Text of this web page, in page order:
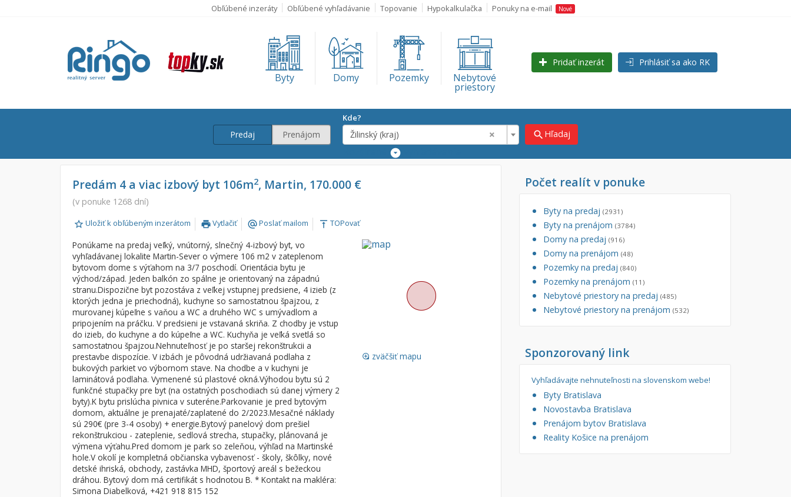
Obľúbené inzeráty Obľúbené vyhľadávanie Topovanie Hypokalkulačka Ponuky na e-mail Nové
Byty Domy Pozemky Nebytové
priestory
Pridať inzerát Prihlásiť sa ako RK
Predaj Prenájom
Kde?
×
Žilinský (kraj) search Hľadaj
Predaj
Prenájom
Byt
Garsónky
Dvojgarsónky
1-izbové
2-izbové
3-izbové
4 a viac izbové byty
Dom
Vila
Chalupa
Pozemok
Stavebné pozemky
Bývanie a rekreácia
Priemyselný pozemok
Poľnohospodárske pozemky
Záhrada
Nebytové priestory
Administratívne, obchodné
Garáž, garážové státie
Filtre
Súkromná inzercia
Ponuka RK
Novostavba
Uložiť vyhľadávanie
Predám 4 a viac izbový byt 106m2, Martin, 170.000 €
(v ponuke 1268 dní)
Uložiť k obľúbeným inzerátom printVytlačiť alternate_emailPoslať mailom vertical_align_top TOPovať
Ponúkame na predaj veľký, vnútorný, slnečný 4-izbový byt, vo
vyhľadávanej lokalite Martin-Sever o výmere 106 m2 v zateplenom
bytovom dome s výťahom na 3/7 poschodí. Orientácia bytu je
východ/západ. Jeden balkón zo spálne je orientovaný na západnú
stranu.Dispozične byt pozostáva z veľkej vstupnej predsiene, 4 izieb (z
ktorých jedna je priechodná), kuchyne so samostatnou špajzou, z
murovanej kúpeľne s vaňou a WC a druhého WC s umývadlom a
pripojením na práčku. V predsieni je vstavaná skriňa. Z chodby je vstup
do izieb, do kuchyne a do kúpeľne a WC. Kuchyňa je veľká svetlá so
samostatnou špajzou.Nehnuteľnosť je po staršej rekonštrukcii a
prestavbe dispozície. V izbách je pôvodná udržiavaná podlaha z
bukových parkiet vo výbornom stave. Na chodbe a v kuchyni je
laminátová podlaha. Vymenené sú plastové okná.Výhodou bytu sú 2
funkčné stupačky pre byt (na ostatných poschodiach sú danej výmery 2
byty).K bytu prislúcha pivnica v suteréne.Parkovanie je pred bytovým
domom, aktuálne je prenajaté/zaplatené do 2/2023.Mesačné náklady
sú 290€ (pre 3-4 osoby) + energie.Bytový panelový dom prešiel
rekonštrukciou - zateplenie, sedlová strecha, stupačky, plánovaná je
výmena výťahu.Pred domom je park so zeleňou, výhľad na Martinské
hole.V okolí je kompletná občianska vybavenosť - školy, škôlky, nové
detské ihriská, obchody, zastávka MHD, športový areál s bežeckou
dráhou. Bytový dom má certifikát s hodnotou B. * Kontakt na makléra:
Simona Diabelková, +421 918 815 152
loupe zväčšiť mapu
Počet realít v ponuke
Byty na predaj (2931)
Byty na prenájom (3784)
Domy na predaj (916)
Domy na prenájom (48)
Pozemky na predaj (840)
Pozemky na prenájom (11)
Nebytové priestory na predaj (485)
Nebytové priestory na prenájom (532)
Sponzorovaný link
Vyhľadávajte nehnuteľnosti na slovenskom webe!
Byty Bratislava
Novostavba Bratislava
Prenájom bytov Bratislava
Reality Košice na prenájom